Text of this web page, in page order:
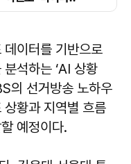
이터를 기반으로
석하는 ‘AI 상황
의 선거방송 노하우
황과 지역별 흐름
예정이다.